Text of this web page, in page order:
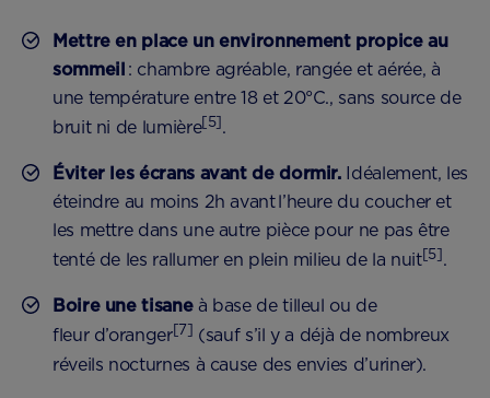
Mettre en place un environnement propice au
sommeil : chambre agréable, rangée et aérée, à
une température entre 18 et 20°C., sans source de
bruit ni de lumière[5].
Éviter les écrans avant de dormir.Idéalement, les
éteindre au moins 2h avant l’heure du coucher et
les mettre dans une autre pièce pour ne pas être
tenté de les rallumer en plein milieu de la nuit[5].
Boire une tisaneà base de tilleul ou de
fleur d’oranger[7] (sauf s’il y a déjà de nombreux
réveils nocturnes à cause des envies d’uriner).